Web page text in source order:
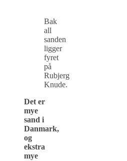
Bak
all
sanden
ligger
fyret
på
Rubjerg
Knude.
Det er
mye
sand i
Danmark,
og
ekstra
mye